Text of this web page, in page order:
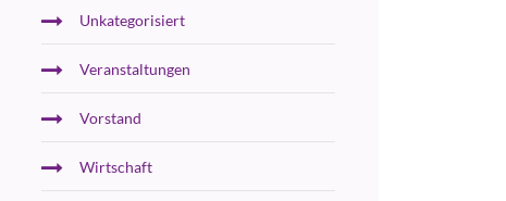
Unkategorisiert
Veranstaltungen
Vorstand
Wirtschaft